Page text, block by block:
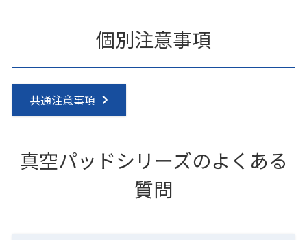
個別注意事項
共通注意事項
真空パッドシリーズのよくある
質問